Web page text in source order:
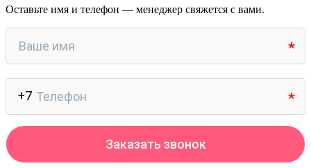
Оставьте имя и телефон — менеджер свяжется с вами.